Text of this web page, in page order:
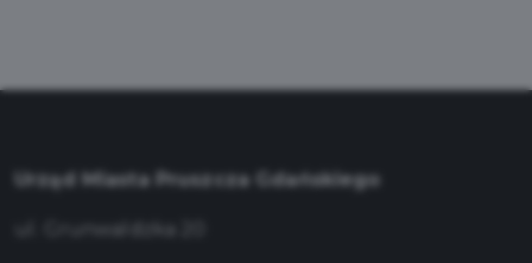
Urząd Miasta Pruszcza Gdańskiego